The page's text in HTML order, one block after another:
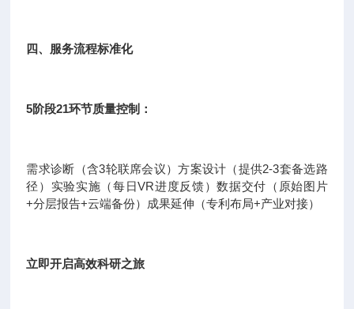
四、服务流程标准化
5阶段21环节质量控制：
需求诊断（含3轮联席会议）方案设计（提供2-3套备选路
径）实验实施（每日VR进度反馈）数据交付（原始图片
+分层报告+云端备份）成果延伸（专利布局+产业对接）
立即开启高效科研之旅